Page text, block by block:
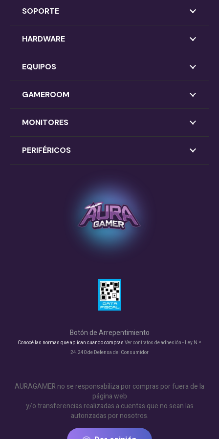
SOPORTE
HARDWARE
EQUIPOS
GAMEROOM
MONITORES
PERIFÉRICOS
Botón de Arrepentimiento
Conocé las normas que aplican cuando compras Ver contratos de adhesión - Ley N.º
24.240 de Defensa del Consumidor
AURAGAMER no se responsabiliza por compras por fuera de la
página web
y/o transferencias realizadas a cuentas que no sean las
autorizadas por nosotros.